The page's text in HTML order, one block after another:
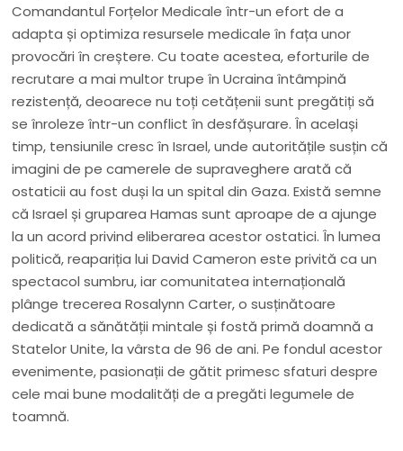
Comandantul Forțelor Medicale într-un efort de a
adapta și optimiza resursele medicale în fața unor
provocări în creștere. Cu toate acestea, eforturile de
recrutare a mai multor trupe în Ucraina întâmpină
rezistență, deoarece nu toți cetățenii sunt pregătiți să
se înroleze într-un conflict în desfășurare. În același
timp, tensiunile cresc în Israel, unde autoritățile susțin că
imagini de pe camerele de supraveghere arată că
ostaticii au fost duși la un spital din Gaza. Există semne
că Israel și gruparea Hamas sunt aproape de a ajunge
la un acord privind eliberarea acestor ostatici. În lumea
politică, reapariția lui David Cameron este privită ca un
spectacol sumbru, iar comunitatea internațională
plânge trecerea Rosalynn Carter, o susținătoare
dedicată a sănătății mintale și fostă primă doamnă a
Statelor Unite, la vârsta de 96 de ani. Pe fondul acestor
evenimente, pasionații de gătit primesc sfaturi despre
cele mai bune modalități de a pregăti legumele de
toamnă.